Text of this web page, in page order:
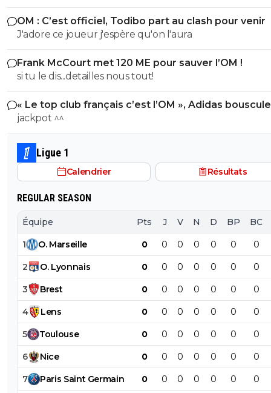
OM : C’est officiel, Todibo part au clash pour venir
J'adore ce joueur j'espère qu'on l'aura
Frank McCourt met 120 ME pour sauver l’OM !
si tu le dis...detailles nous tout!
« Le top club français c’est l’OM », Adidas
PSG
jackpot ^^
Ligue 1
Calendrier Résultats
REGULAR SEASON
Équipe Pts J V N D BP BC
1 O. Marseille 0 0 0 0 0 0 0
2 O. Lyonnais 0 0 0 0 0 0 0
3 Brest 0 0 0 0 0 0 0
4 Lens 0 0 0 0 0 0 0
5 Toulouse 0 0 0 0 0 0 0
6 Nice 0 0 0 0 0 0 0
7 Paris Saint Germain 0 0 0 0 0 0 0